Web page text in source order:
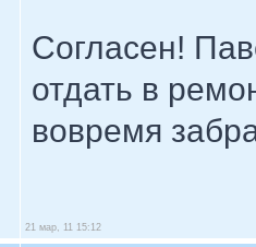
Согласен!
отдать в
вовремя
21 мар, 11 15:12